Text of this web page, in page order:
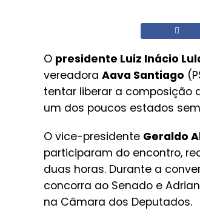
O presidente Luiz Inácio
vereadora Aava Santiago
tentar liberar a composição
um dos poucos estados
O vice-presidente Geraldo
participaram do encontro,
duas horas. Durante a
concorra ao Senado e
na Câmara dos Deputados.